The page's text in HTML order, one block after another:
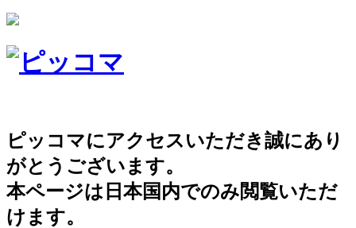
ピッコマにアクセスいただき誠にあり
がとうございます。
本ページは日本国内でのみ閲覧いただ
けます。